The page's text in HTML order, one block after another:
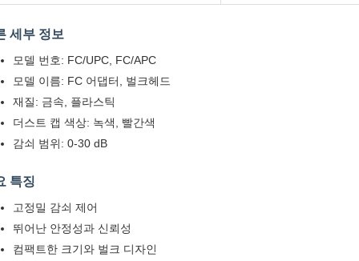
세부 정보
모델 번호: FC/UPC, FC/APC
모델 이름: FC 어댑터, 벌크헤드
재질: 금속, 플라스틱
더스트 캡 색상: 녹색, 빨간색
감쇠 범위: 0-30 dB
특징
고정밀 감쇠 제어
뛰어난 안정성과 신뢰성
컴팩트한 크기와 벌크 디자인